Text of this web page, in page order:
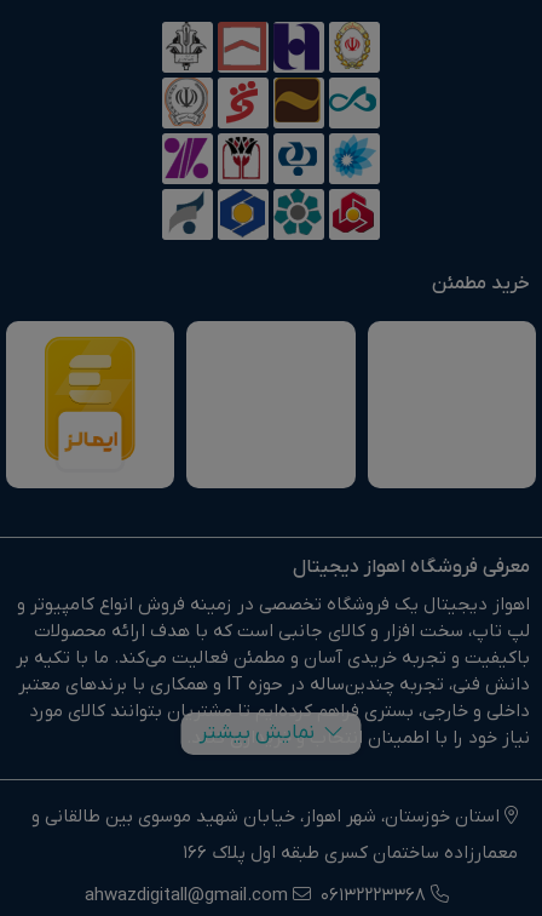
خرید مطمئن
معرفی فروشگاه اهواز دیجیتال
اهواز دیجیتال یک فروشگاه تخصصی در زمینه فروش انواع کامپیوتر و
لپ تاپ، سخت افزار و کالای جانبی است که با هدف ارائه محصولات
باکیفیت و تجربه خریدی آسان و مطمئن فعالیت می‌کند. ما با تکیه بر
دانش فنی، تجربه چندین‌ساله در حوزه IT و همکاری با برندهای معتبر
داخلی و خارجی، بستری فراهم کرده‌ایم تا مشتریان بتوانند کالای مورد
نیاز خود را با اطمینان انتخاب و خریداری کنند.
در وبسایت اهواز دیجیتال براحتی خرید آنلاین انجام دهید و در
کوتاهترین زمان ممکن کالای خود را تحویل بگیرید.
ما وارد کننده مستقیم انواع کامپیوتر،لپ تاپ و سخت افزار استوک و
اوپن باکس در جنوب غرب کشور هستیم.
نمایش بیشتر
استان خوزستان، شهر اهواز، خیابان شهید موسوی بین طالقانی و
معمارزاده ساختمان کسری طبقه اول پلاک 166
06132223368
ahwazdigitall@gmail.com